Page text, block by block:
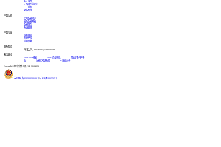
浙江国贸
江西中医药大学
三一重机
更多案例
产品功能
实时数据同步
高效数据开发
数据服务
系统管理
产品动态
更新日志
帮助文档
学习视频
联系我们
市场合作：finedatalink@fanruan.com
友情链接
FineReport报表
FineBI商业智能
简道云零代码平
台
数据库知识教程 BI数据分析
Copyright © 帆软软件有限公司 2015-2026
苏公网安备32020502001567号 苏ICP备18065767号